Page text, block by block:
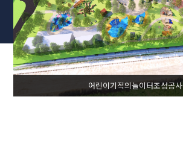
어린이기적의놀이터조성공사